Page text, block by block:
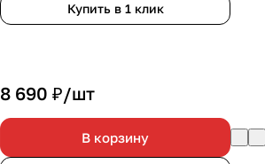
Купить в 1 клик
8 690 ₽/шт
В корзину